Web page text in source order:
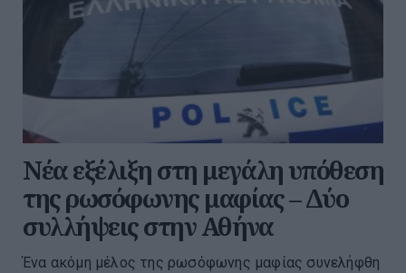
Νέα εξέλιξη στη μεγάλη υπόθεση
της ρωσόφωνης μαφίας – Δύο
συλλήψεις στην Αθήνα
Ένα ακόμη μέλος της ρωσόφωνης μαφίας συνελήφθη